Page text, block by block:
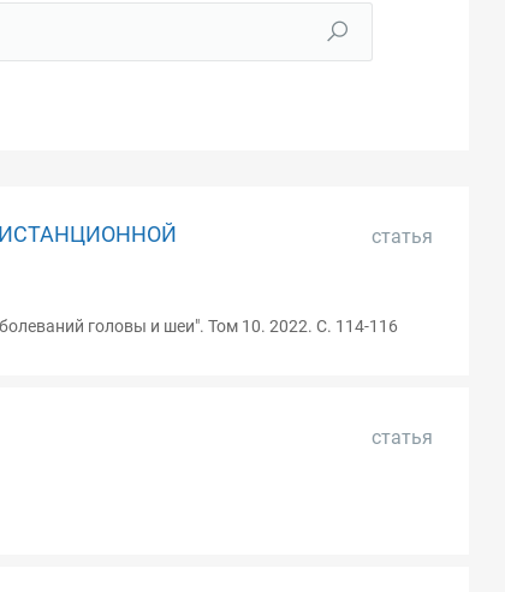
статья
головы и шеи". Том 10. 2022. С. 114-116
статья